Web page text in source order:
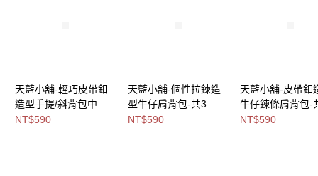
天藍小舖-輕巧皮帶釦
造型手提/斜背包中包-
共3
NT$590
天藍小舖-個性拉鍊造
型牛仔肩背包-共3
色-$590【A15153219
NT$590
天藍小舖-皮帶釦
牛仔鍊條肩背包-
色-$590【
NT$590